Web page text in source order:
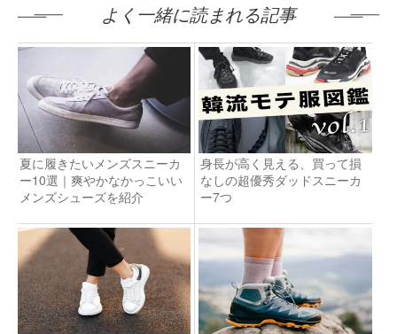
よく一緒に読まれる記事
夏に履きたいメンズスニーカ
ー10選｜爽やかなかっこいい
メンズシューズを紹介
身長が高く見える、買って損
なしの超優秀ダッドスニーカ
ー7つ